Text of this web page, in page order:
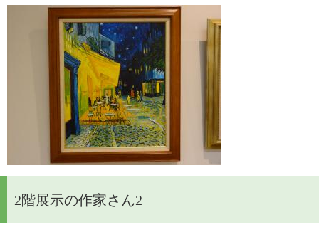
2階展示の作家さん2